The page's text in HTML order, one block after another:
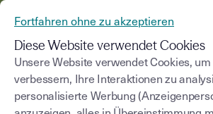
Blog
Fortfahren ohne zu akzeptieren
Diese Website verwendet Cookies
Unsere Website verwendet Cookies,
verbessern, Ihre Interaktionen zu
personalisierte Werbung